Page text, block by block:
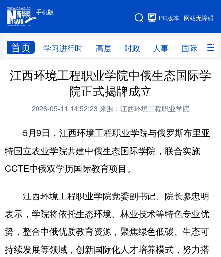
手机版
网站无障碍
PC版本
首页 学习进行时 高层 时政 人事 国际 财
手机版
网站地图
学习进行时 高层 时政 人事
财经 网评
全球连线 教育
科技 科创 量子 体育
文化 书画 健康 军事
法律 中央文件 金融 汽车
食品 人居 信息化 数字经济
学术中国 乡村振兴 银龄 溯源中国
江西环境工程职业学院中俄生态国际学
院正式揭牌成立
2026-05-11 14:52:23 来源：江西环境工程职业学院
5月9日，江西环境工程职业学院与俄罗斯布里亚
特国立农业学院共建中俄生态国际学院，联合实施
CCTE中俄双学历国际教育项目。
江西环境工程职业学院党委副书记、院长廖忠明
表示，学院将依托生态环境、林业技术等特色专业优
势，整合中俄优质教育资源，聚焦绿色低碳、生态可
持续发展等领域，创新国际化人才培养模式，努力搭